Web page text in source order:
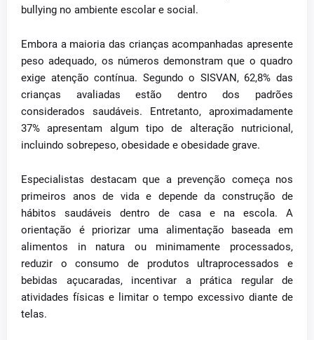
bullying no ambiente escolar e social.
Embora a maioria das crianças acompanhadas apresente
peso adequado, os números demonstram que o quadro
exige atenção contínua. Segundo o SISVAN, 62,8% das
crianças avaliadas estão dentro dos padrões
considerados saudáveis. Entretanto, aproximadamente
37% apresentam algum tipo de alteração nutricional,
incluindo sobrepeso, obesidade e obesidade grave.
Especialistas destacam que a prevenção começa nos
primeiros anos de vida e depende da construção de
hábitos saudáveis dentro de casa e na escola. A
orientação é priorizar uma alimentação baseada em
alimentos in natura ou minimamente processados,
reduzir o consumo de produtos ultraprocessados e
bebidas açucaradas, incentivar a prática regular de
atividades físicas e limitar o tempo excessivo diante de
telas.